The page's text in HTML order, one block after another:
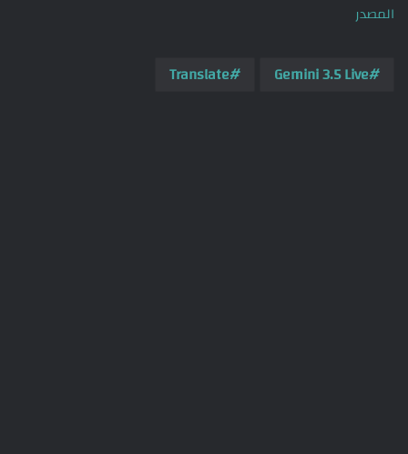
المصدر
Gemini 3.5 Live
Translate